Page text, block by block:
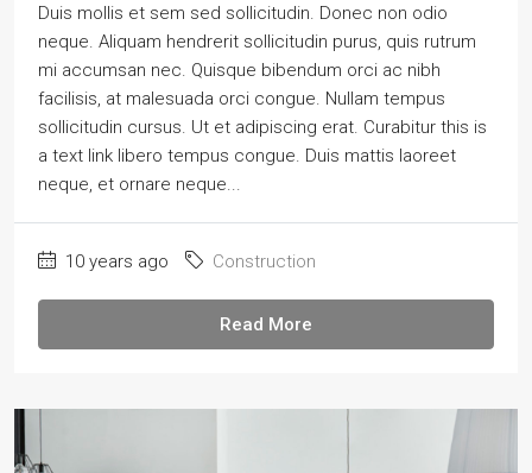
Duis mollis et sem sed sollicitudin. Donec non odio
neque. Aliquam hendrerit sollicitudin purus, quis rutrum
mi accumsan nec. Quisque bibendum orci ac nibh
facilisis, at malesuada orci congue. Nullam tempus
sollicitudin cursus. Ut et adipiscing erat. Curabitur this is
a text link libero tempus congue. Duis mattis laoreet
neque, et ornare neque...
10 years ago Construction
Read More